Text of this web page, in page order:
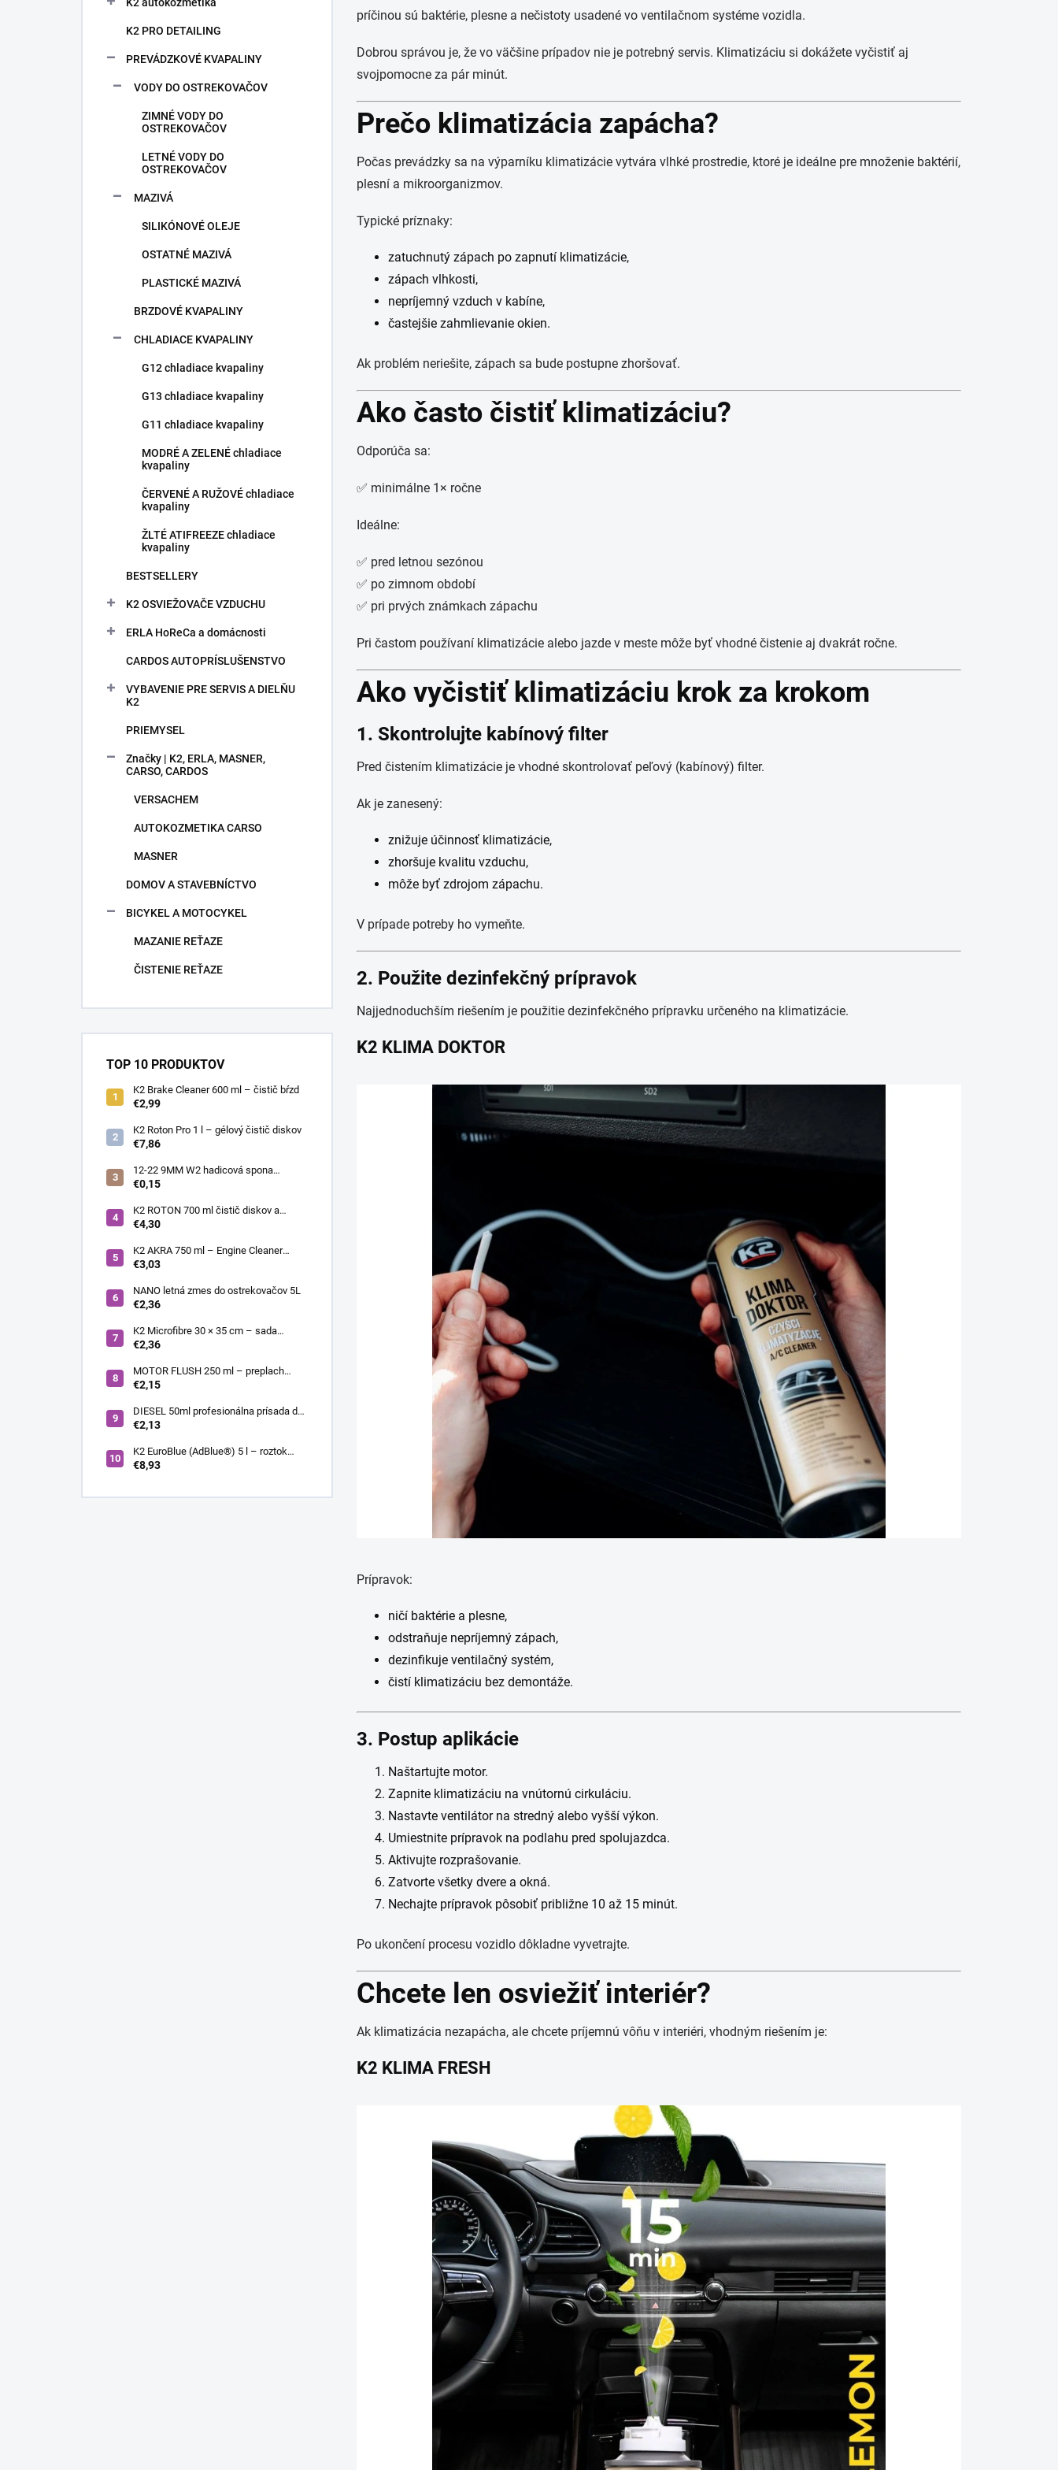
K2 PRO DETAILING
PREVÁDZKOVÉ KVAPALINY
VODY DO OSTREKOVAČOV
ZIMNÉ VODY DO
OSTREKOVAČOV
LETNÉ VODY DO
OSTREKOVAČOV
MAZIVÁ
SILIKÓNOVÉ OLEJE
OSTATNÉ MAZIVÁ
PLASTICKÉ MAZIVÁ
BRZDOVÉ KVAPALINY
CHLADIACE KVAPALINY
G12 chladiace kvapaliny
G13 chladiace kvapaliny
G11 chladiace kvapaliny
MODRÉ A ZELENÉ chladiace
kvapaliny
ČERVENÉ A RUŽOVÉ chladiace
kvapaliny
ŽLTÉ ATIFREEZE chladiace
kvapaliny
BESTSELLERY
K2 OSVIEŽOVAČE VZDUCHU
ERLA HoReCa a domácnosti
CARDOS AUTOPRÍSLUŠENSTVO
VYBAVENIE PRE SERVIS A DIELŇU
K2
PRIEMYSEL
Značky | K2, ERLA, MASNER,
CARSO, CARDOS
VERSACHEM
AUTOKOZMETIKA CARSO
MASNER
DOMOV A STAVEBNÍCTVO
BICYKEL A MOTOCYKEL
MAZANIE REŤAZE
ČISTENIE REŤAZE
TOP 10 PRODUKTOV
K2 Brake Cleaner 600 ml – čistič bŕzd
€2,99
K2 Roton Pro 1 l – gélový čistič diskov
€7,86
12-22 9MM W2 hadicová spona
nerezová
€0,15
K2 ROTON 700 ml čistič diskov a
deionizér
€4,30
K2 AKRA 750 ml – Engine Cleaner
(čistič motora)
€3,03
NANO letná zmes do ostrekovačov 5L
€2,36
K2 Microfibre 30 × 35 cm – sada
mikrovláknových utierok 4 ks
€2,36
MOTOR FLUSH 250 ml – preplach
motora
€2,15
DIESEL 50ml profesionálna prísada do
nafty
€2,13
K2 EuroBlue (AdBlue®) 5 l – roztok
močoviny pre SCR dieselové motory
€8,93
príčinou sú baktérie, plesne a nečistoty usadené vo ventilačnom systéme vozidla.
Dobrou správou je, že vo väčšine prípadov nie je potrebný servis. Klimatizáciu si dokážete vyčistiť aj
svojpomocne za pár minút.
Prečo klimatizácia zapácha?
Počas prevádzky sa na výparníku klimatizácie vytvára vlhké prostredie, ktoré je ideálne pre množenie baktérií,
plesní a mikroorganizmov.
Typické príznaky:
zatuchnutý zápach po zapnutí klimatizácie,
zápach vlhkosti,
nepríjemný vzduch v kabíne,
častejšie zahmlievanie okien.
Ak problém neriešite, zápach sa bude postupne zhoršovať.
Ako často čistiť klimatizáciu?
Odporúča sa:
✅ minimálne 1× ročne
Ideálne:
✅ pred letnou sezónou
✅ po zimnom období
✅ pri prvých známkach zápachu
Pri častom používaní klimatizácie alebo jazde v meste môže byť vhodné čistenie aj dvakrát ročne.
Ako vyčistiť klimatizáciu krok za krokom
1. Skontrolujte kabínový filter
Pred čistením klimatizácie je vhodné skontrolovať peľový (kabínový) filter.
Ak je zanesený:
znižuje účinnosť klimatizácie,
zhoršuje kvalitu vzduchu,
môže byť zdrojom zápachu.
V prípade potreby ho vymeňte.
2. Použite dezinfekčný prípravok
Najjednoduchším riešením je použitie dezinfekčného prípravku určeného na klimatizácie.
K2 KLIMA DOKTOR
Prípravok:
ničí baktérie a plesne,
odstraňuje nepríjemný zápach,
dezinfikuje ventilačný systém,
čistí klimatizáciu bez demontáže.
3. Postup aplikácie
Naštartujte motor.
Zapnite klimatizáciu na vnútornú cirkuláciu.
Nastavte ventilátor na stredný alebo vyšší výkon.
Umiestnite prípravok na podlahu pred spolujazdca.
Aktivujte rozprašovanie.
Zatvorte všetky dvere a okná.
Nechajte prípravok pôsobiť približne 10 až 15 minút.
Po ukončení procesu vozidlo dôkladne vyvetrajte.
Chcete len osviežiť interiér?
Ak klimatizácia nezapácha, ale chcete príjemnú vôňu v interiéri, vhodným riešením je:
K2 KLIMA FRESH